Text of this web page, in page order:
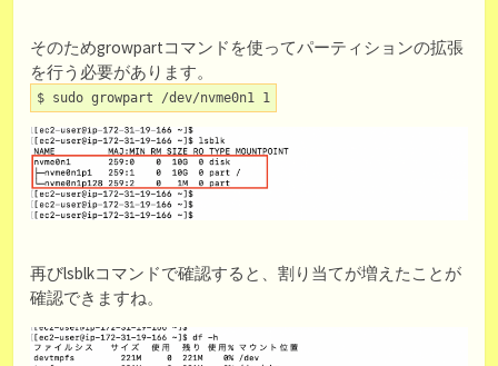
そのためgrowpartコマンドを使ってパーティションの拡張
を行う必要があります。
$ sudo growpart /dev/nvme0n1 1
再びlsblkコマンドで確認すると、割り当てが増えたことが
確認できますね。